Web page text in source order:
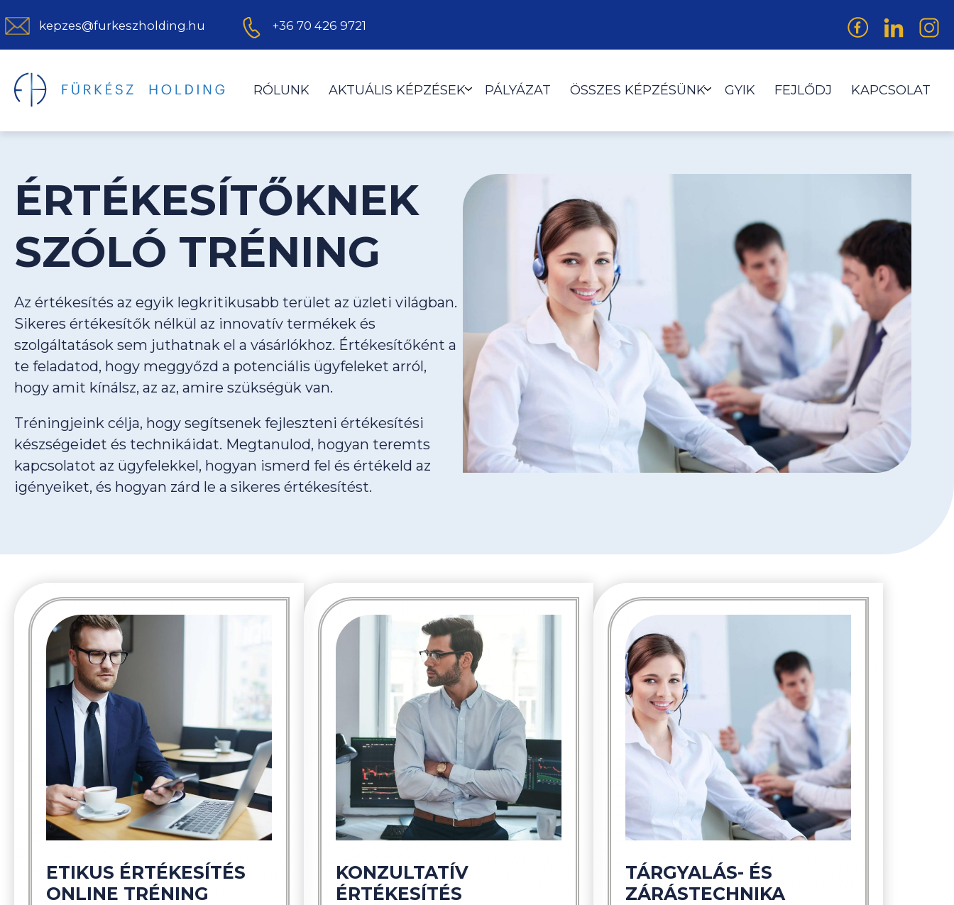
kepzes@furkeszholding.hu +36 70 426 9721
RÓLUNK AKTUÁLIS KÉPZÉSEK PÁLYÁZAT ÖSSZES KÉPZÉSÜNK GYIK FEJLŐDJ KAPCSOLAT
ÉRTÉKESÍTŐKNEK
SZÓLÓ TRÉNING
Az értékesítés az egyik legkritikusabb terület az üzleti világban.
Sikeres értékesítők nélkül az innovatív termékek és
szolgáltatások sem juthatnak el a vásárlókhoz. Értékesítőként a
te feladatod, hogy meggyőzd a potenciális ügyfeleket arról,
hogy amit kínálsz, az az, amire szükségük van.
Tréningjeink célja, hogy segítsenek fejleszteni értékesítési
készségeidet és technikáidat. Megtanulod, hogyan teremts
kapcsolatot az ügyfelekkel, hogyan ismerd fel és értékeld az
igényeiket, és hogyan zárd le a sikeres értékesítést.
ETIKUS ÉRTÉKESÍTÉS
ONLINE TRÉNING
KONZULTATÍV
ÉRTÉKESÍTÉS
TÁRGYALÁS- ÉS
ZÁRÁSTECHNIKA